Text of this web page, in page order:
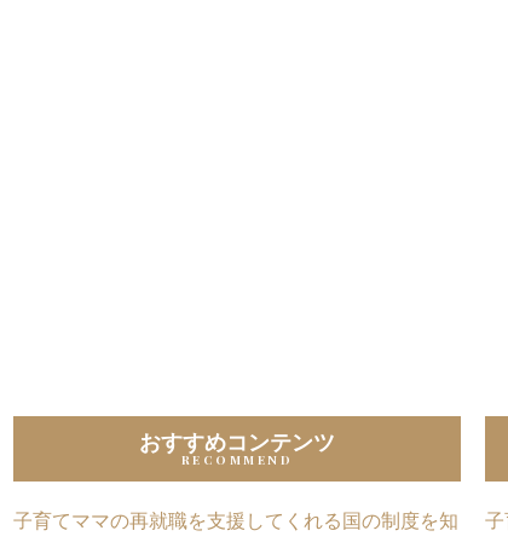
おすすめコンテンツ
子育てママの再就職を支援してくれる国の制度を知
子